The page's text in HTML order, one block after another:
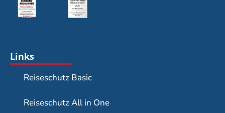
Links
Reiseschutz Basic
Reiseschutz All in One